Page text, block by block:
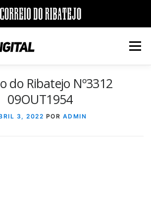
Menu
DÉCADAS
do Ribatejo Nº3312
09OUT1954
3, 2022 POR ADMIN